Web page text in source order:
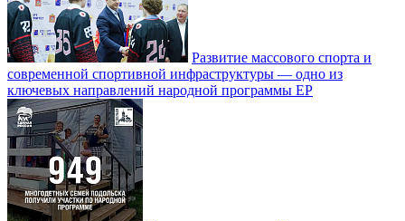
Развитие массового спорта и
современной спортивной инфраструктуры — одно из
ключевых направлений народной программы ЕР